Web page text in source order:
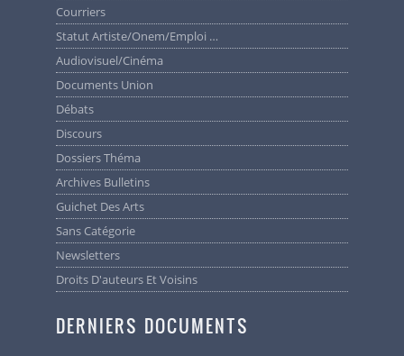
Courriers
Statut Artiste/Onem/Emploi …
Audiovisuel/cinéma
Documents Union
Débats
Discours
Dossiers Théma
Archives Bulletins
Guichet Des Arts
Sans Catégorie
Newsletters
Droits D'auteurs Et Voisins
DERNIERS DOCUMENTS